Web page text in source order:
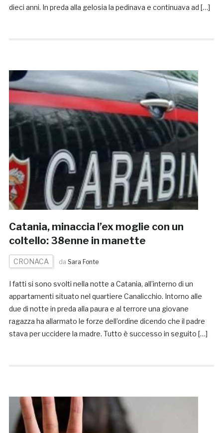
dieci anni. In preda alla gelosia la pedinava e continuava ad […]
Catania, minaccia l’ex moglie con un
coltello: 38enne in manette
CRONACA da Sara Fonte
I fatti si sono svolti nella notte a Catania, all’interno di un
appartamenti situato nel quartiere Canalicchio. Intorno alle
due di notte in preda alla paura e al terrore una giovane
ragazza ha allarmato le forze dell’ordine dicendo che il padre
stava per uccidere la madre. Tutto è successo in seguito […]